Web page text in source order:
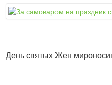
День святых Жен